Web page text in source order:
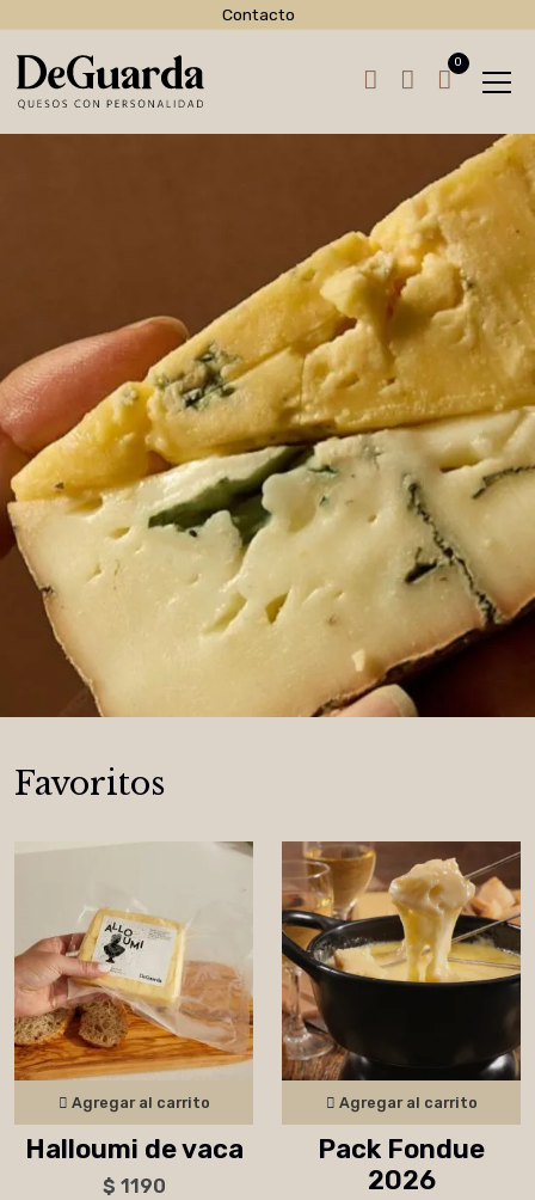
Contacto
Favoritos
Agregar al carrito
Halloumi de vaca
$ 1190
Agregar al carrito
Pack Fondue
2026